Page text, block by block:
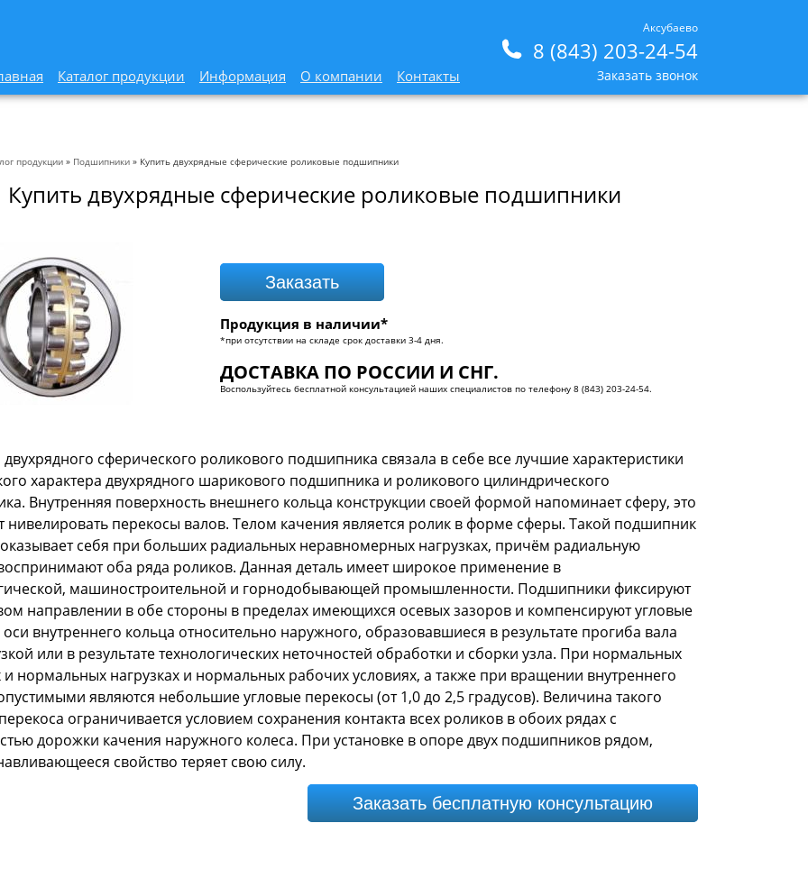
Каталог продукции Информация О компании Контакты
Аксубаево
8 (843) 203-24-54
Заказать звонок
продукции » Подшипники » Купить двухрядные сферические роликовые подшипники
Купить двухрядные сферические роликовые подшипники
Заказать
Продукция в наличии*
*при отсутствии на складе срок доставки 3-4 дня.
ДОСТАВКА ПО РОССИИ И СНГ.
Воспользуйтесь бесплатной консультацией наших специалистов по телефону 8 (843) 203-24-54.
двухрядного сферического роликового подшипника связала в себе все лучшие характеристики
характера двухрядного шарикового подшипника и роликового цилиндрического
Внутренняя поверхность внешнего кольца конструкции своей формой напоминает сферу, это
нивелировать перекосы валов. Телом качения является ролик в форме сферы. Такой подшипник
себя при больших радиальных неравномерных нагрузках, причём радиальную
оба ряда роликов. Данная деталь имеет широкое применение в
машиностроительной и горнодобывающей промышленности. Подшипники фиксируют
направлении в обе стороны в пределах имеющихся осевых зазоров и компенсируют угловые
внутреннего кольца относительно наружного, образовавшиеся в результате прогиба вала
или в результате технологических неточностей обработки и сборки узла. При нормальных
и нормальных нагрузках и нормальных рабочих условиях, а также при вращении внутреннего
являются небольшие угловые перекосы (от 1,0 до 2,5 градусов). Величина такого
ограничивается условием сохранения контакта всех роликов в обоих рядах с
дорожки качения наружного колеса. При установке в опоре двух подшипников рядом,
свойство теряет свою силу.
Заказать бесплатную консультацию